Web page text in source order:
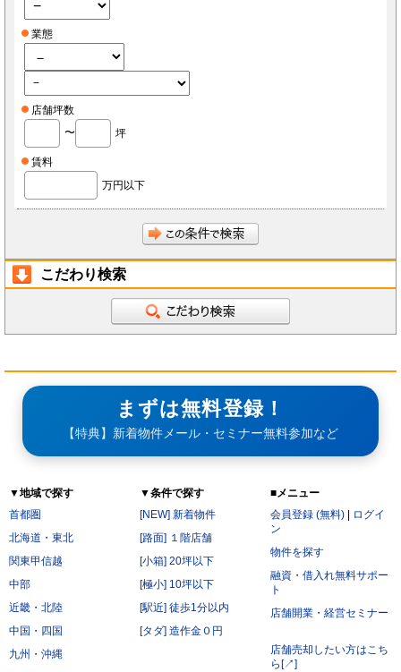
業態
店舗坪数
〜
坪
賃料
万円以下
こだわり検索
まずは無料登録！
【特典】新着物件メール・セミナー無料参加など
▼地域で探す
首都圏
北海道・東北
関東甲信越
中部
近畿・北陸
中国・四国
九州・沖縄
▼条件で探す
[NEW] 新着物件
[路面] １階店舗
[小箱] 20坪以下
[極小] 10坪以下
[駅近] 徒歩1分以内
[タダ] 造作金０円
■メニュー
会員登録 (無料)
ログイ
ン
物件を探す
融資・借入れ無料サポー
ト
店舗開業・経営セミナー
店舗売却したい方はこち
ら[↗]